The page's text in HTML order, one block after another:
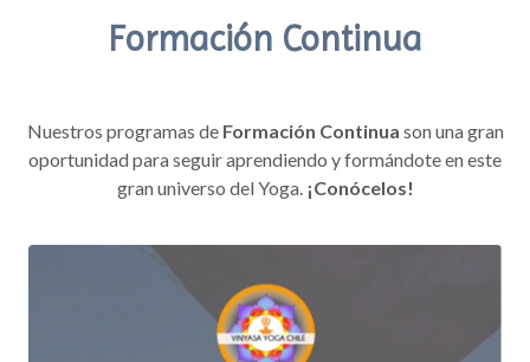
Formación Continua
Nuestros programas de Formación Continua son una gran
oportunidad para seguir aprendiendo y formándote en este
gran universo del Yoga. ¡Conócelos!